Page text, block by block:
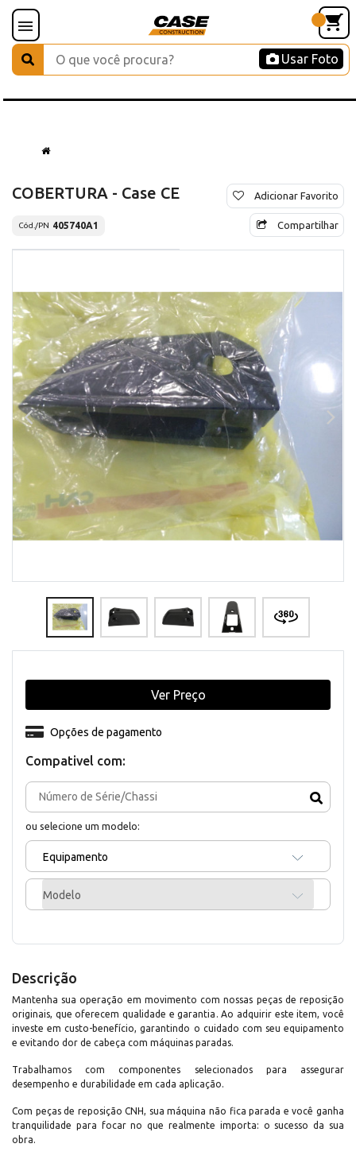
Usar Foto
COBERTURA - Case CE
Cód./PN 405740A1
Adicionar Favorito
Compartilhar
Compativel com:
ou selecione um modelo:
Equipamento
Modelo
Opções de pagamento
Ver Preço
Descrição
Mantenha sua operação em movimento com nossas peças de reposição
originais, que oferecem qualidade e garantia. Ao adquirir este item, você
investe em custo-benefício, garantindo o cuidado com seu equipamento
e evitando dor de cabeça com máquinas paradas.
Trabalhamos com componentes selecionados para assegurar
desempenho e durabilidade em cada aplicação.
Com peças de reposição CNH, sua máquina não fica parada e você ganha
tranquilidade para focar no que realmente importa: o sucesso da sua
obra.